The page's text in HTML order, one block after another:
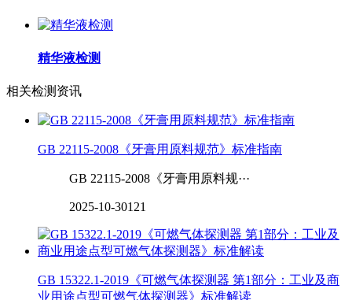
精华液检测
相关检测资讯
GB 22115-2008《牙膏用原料规范》标准指南
GB 22115-2008《牙膏用原料规···
2025-10-30121
GB 15322.1-2019《可燃气体探测器 第1部分：工业及商
业用途点型可燃气体探测器》标准解读